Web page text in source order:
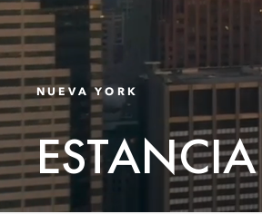
NUEVA YORK
ESTANCIA